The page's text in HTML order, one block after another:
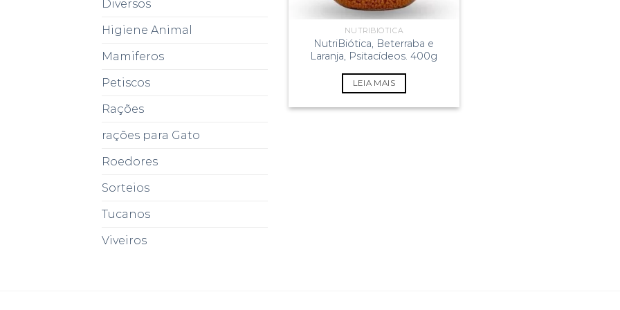
Diversos
Higiene Animal
Mamiferos
Petiscos
Rações
rações para Gato
Roedores
Sorteios
Tucanos
Viveiros
NUTRIBIÓTICA
NutriBiótica, Beterraba e
Laranja, Psitacídeos. 400g
LEIA MAIS